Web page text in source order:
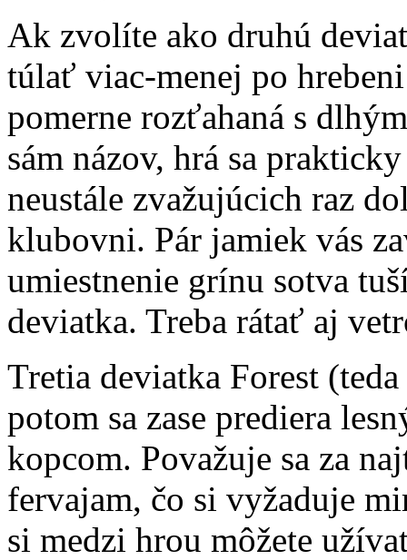
Ak zvolíte ako druhú
túlať viac-menej po
pomerne rozťahaná s
sám názov, hrá sa
neustále zvažujúcich raz
klubovni. Pár jamiek vás
umiestnenie grínu sotva
deviatka. Treba rátať aj
Tretia deviatka Forest
potom sa zase prediera
kopcom. Považuje sa za
fervajam, čo si vyžaduje
si medzi hrou môžete